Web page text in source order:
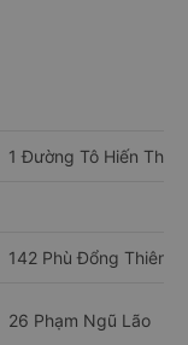
1 Đường Tô Hiến
142 Phù Đổng Thiên
26 Phạm Ngũ Lão